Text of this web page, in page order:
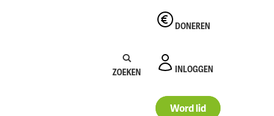
Zoeken:Zoeken
ZOEKEN
DONEREN
INLOGGEN
Word lid